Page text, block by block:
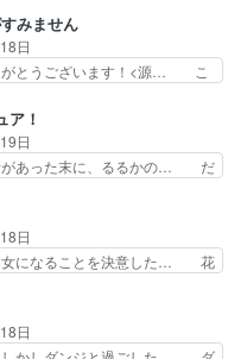
ない。1… いや～、めちゃく
瑞佳は… キャラデザが映える
歩…
！＼(^o^)／ラ… プロローグ
の浮世離れし… 茉里のボクシ
格好良かっ… 今回はゲストが
作画さん… あほって言う茉里
ーの… ３話の地味に好きポイ
が… ボクシング部部員たちの
…
みません
日
がとうございます！<源… こ
テストの結果が酷く… 糸ちゃ
のお買い物シーン… ３話にし
楽しみになっち… 類くんの将
まだまだ甘え… 前髪ぱっつん
からの話… 最後の「かわい
は成田… 糸と4人の弟の関
ていく…
ア！
日
があった末に、るるかの… だ
エリザさんの回で「… 「マジ
映の「公タロウ」… キュアエ
くれあだったか… エクレール
合わせの時だ… これで自分も
と密着… LIMITかも知れな
ル… ・解決編、完全に前4話
日
女になることを決意した… 花
てある意味おもしろ… 胸が凄
っと苦痛を伴って… 祖父母に
った。それにし… 柚子が家族
日